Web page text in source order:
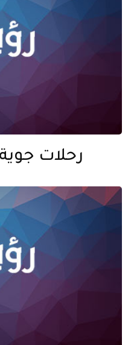
رحلات